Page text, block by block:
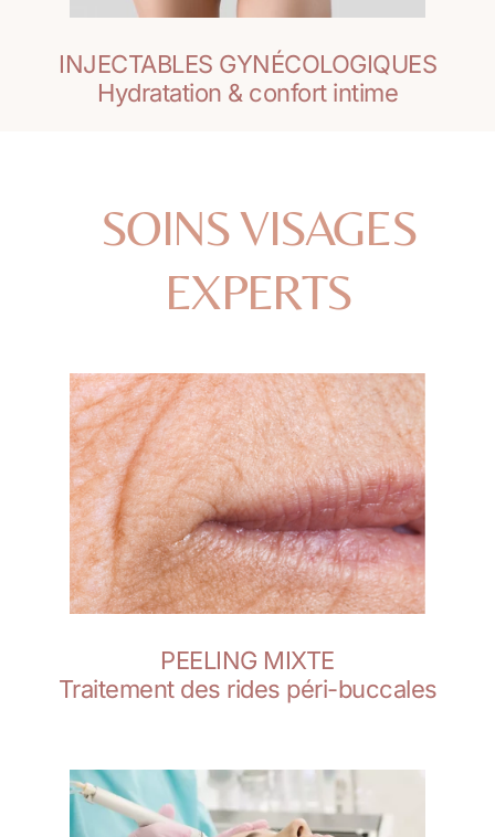
INJECTABLES GYNÉCOLOGIQUES
Hydratation & confort intime
SOINS VISAGES
EXPERTS
PEELING MIXTE
Traitement des rides péri-buccales